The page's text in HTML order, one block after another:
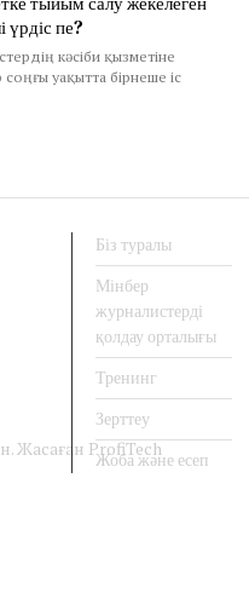
үрдіс пе?
кәсіби қызметіне
уақытта бірнеше іс
Жасаған ProfiTech
Біз туралы
Мінбер
журналистерді
қолдау орталығы
Тренинг
Зерттеу
Жоба және есеп